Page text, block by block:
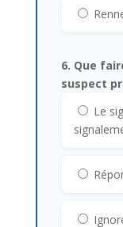
6. Que
suspect
Le